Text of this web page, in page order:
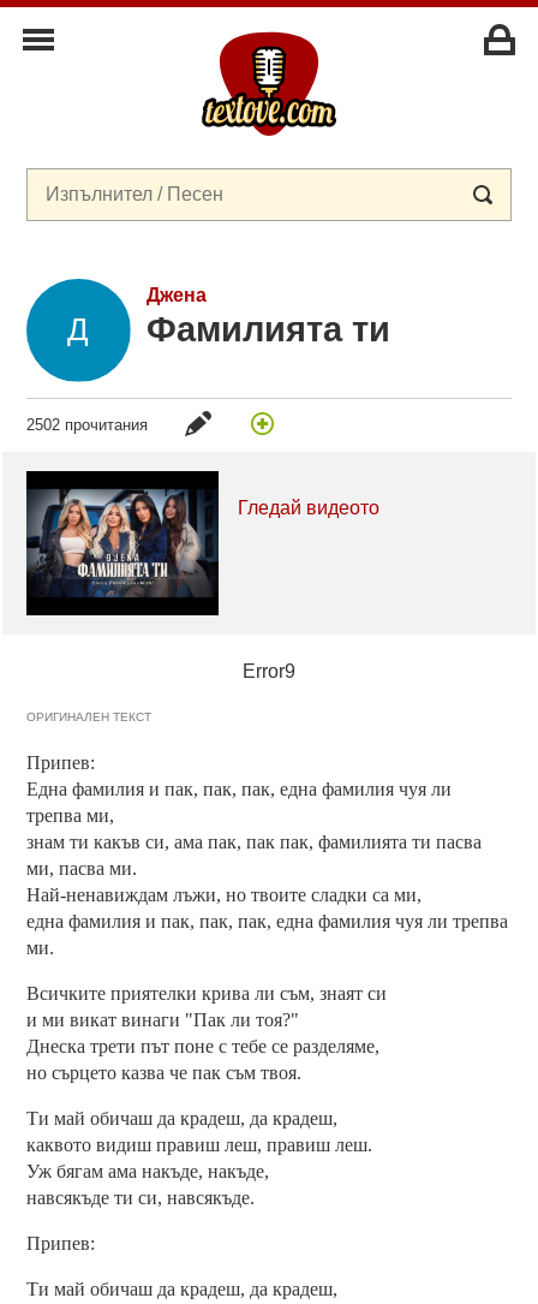
Джена
Фамилията ти
2502 прочитания
Гледай видеото
Error9
ОРИГИНАЛЕН ТЕКСТ
Припев:
Една фамилия и пак, пак, пак, една фамилия чуя ли
трепва ми,
знам ти какъв си, ама пак, пак пак, фамилията ти пасва
ми, пасва ми.
Най-ненавиждам лъжи, но твоите сладки са ми,
една фамилия и пак, пак, пак, една фамилия чуя ли трепва
ми.
Всичките приятелки крива ли съм, знаят си
и ми викат винаги "Пак ли тоя?"
Днеска трети път поне с тебе се разделяме,
но сърцето казва че пак съм твоя.
Ти май обичаш да крадеш, да крадеш,
каквото видиш правиш леш, правиш леш.
Уж бягам ама накъде, накъде,
навсякъде ти си, навсякъде.
Припев:
Ти май обичаш да крадеш, да крадеш,